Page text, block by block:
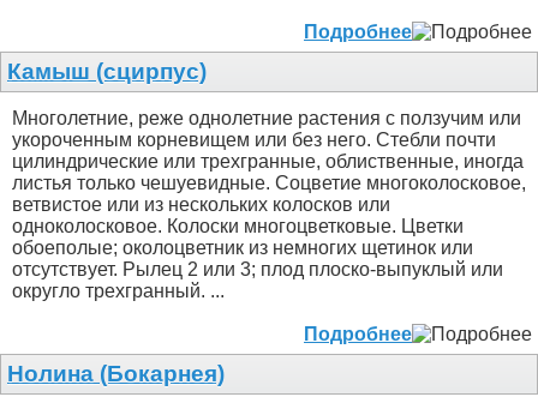
Подробнее
Камыш (сцирпус)
Многолетние, реже однолетние растения с ползучим или
укороченным корневищем или без него. Стебли почти
цилиндрические или трехгранные, облиственные, иногда
листья только чешуевидные. Соцветие многоколосковое,
ветвистое или из нескольких колосков или
одноколосковое. Колоски многоцветковые. Цветки
обоеполые; околоцветник из немногих щетинок или
отсутствует. Рылец 2 или 3; плод плоско-выпуклый или
округло трехгранный. ...
Подробнее
Нолина (Бокарнея)